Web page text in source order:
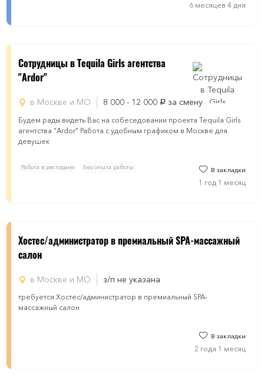
6 месяцев 4 дня
Сотрудницы в Tequila Girls агентства
"Ardor"
в Москве и МО 8 000 - 12 000 руб. за смену
Будем рады видеть Вас на собеседовании проекта Tequila Girls
агентства "Ardor" Работа с удобным графиком в Москве для
девушек
Работа в ресторане Без опыта работы В закладки
1 год 1 месяц
​​​Хостес/администратор в премиальный SPA-массажный
салон
в Москве и МО з/п не указана
требуется ​​​Хостес/администратор в премиальный SPA-
массажный салон
В закладки
2 года 1 месяц